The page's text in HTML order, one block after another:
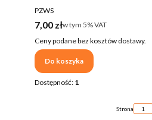
PRODUCENT
PZWS
Cena brutto
7,00 złw tym %s VAT
w tym 5%VAT
Ceny podane bez kosztów dostawy.
Do koszyka
Dostępność: 1
Strona